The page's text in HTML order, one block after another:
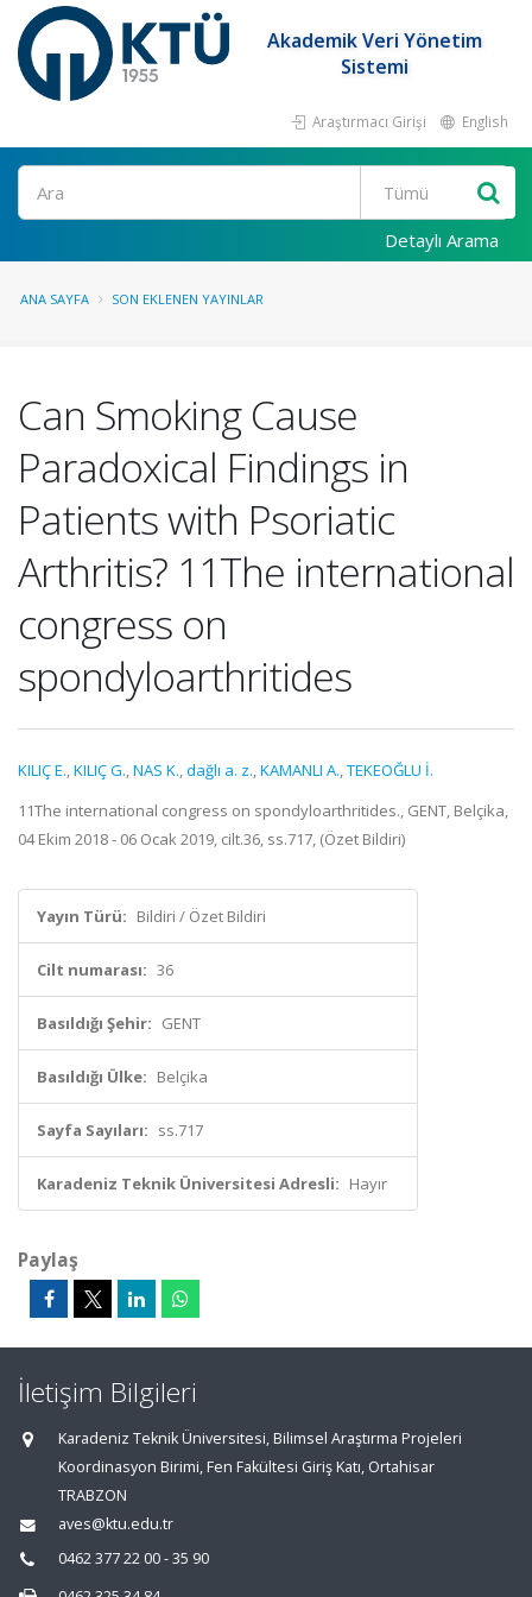
Akademik Veri Yönetim
Sistemi
Araştırmacı Girişi English
Ara
Detaylı Arama
ANA SAYFA SON EKLENEN YAYINLAR
Can Smoking Cause
Paradoxical Findings in
Patients with Psoriatic
Arthritis? 11The international
congress on
spondyloarthritides
KILIÇ E.,KILIÇ G.,NAS K.,dağlı a. z.,KAMANLI A.,TEKEOĞLU İ.
11The international congress on spondyloarthritides., GENT, Belçika,
04 Ekim 2018 - 06 Ocak 2019, cilt.36, ss.717, (Özet Bildiri)
Yayın Türü: Bildiri / Özet Bildiri
Cilt numarası: 36
Basıldığı Şehir: GENT
Basıldığı Ülke: Belçika
Sayfa Sayıları: ss.717
Karadeniz Teknik Üniversitesi Adresli: Hayır
Paylaş
İletişim Bilgileri
Karadeniz Teknik Üniversitesi, Bilimsel Araştırma Projeleri
Koordinasyon Birimi, Fen Fakültesi Giriş Katı, Ortahisar
TRABZON
aves@ktu.edu.tr
0462 377 22 00 - 35 90